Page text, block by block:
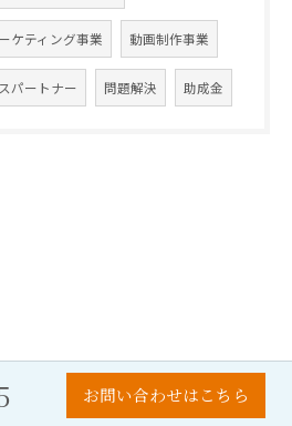
ケティング事業 動画制作事業
パートナー 問題解決 助成金
お問い合わせはこちら